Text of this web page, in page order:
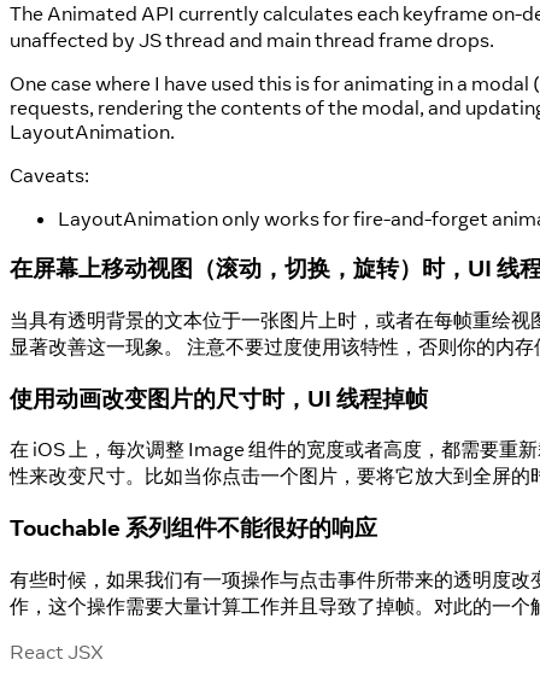
The Animated API currently calculates each keyframe on-
unaffected by JS thread and main thread frame drops.
One case where I have used this is for animating in a
requests, rendering the contents of the modal, and
LayoutAnimation.
Caveats:
LayoutAnimation only works for fire-and-forget
在屏幕上移动视图（滚动，切换，旋转）时，UI 线
当具有透明背景的文本位于一张图片上时，或者在每帧重绘
显著改善这一现象。 注意不要过度使用该特性，否则你的内
使用动画改变图片的尺寸时，UI 线程掉帧
在 iOS 上，每次调整 Image 组件的宽度或者高度，都需要重
性来改变尺寸。比如当你点击一个图片，要将它放大到全屏
Touchable 系列组件不能很好的响应
有些时候，如果我们有一项操作与点击事件所带来的透明度
作，这个操作需要大量计算工作并且导致了掉帧。对此的一个
React JSX